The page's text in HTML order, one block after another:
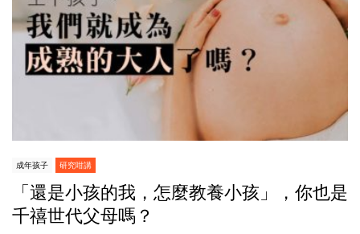
成年孩子 研究咁講
「還是小孩的我，怎麼教養小孩」，你也是
千禧世代父母嗎？